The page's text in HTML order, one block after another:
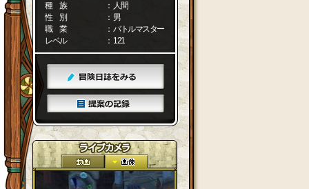
種 族
： 人間
性 別
： 男
職 業
： バトルマスター
レベル
： 121